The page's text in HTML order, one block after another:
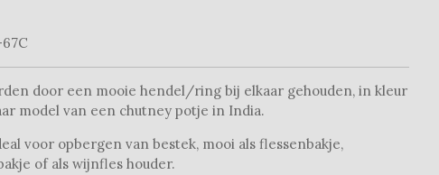
door een mooie hendel/ring bij elkaar gehouden, in kleur
model van een chutney potje in India.
voor opbergen van bestek, mooi als flessenbakje,
of als wijnfles houder.